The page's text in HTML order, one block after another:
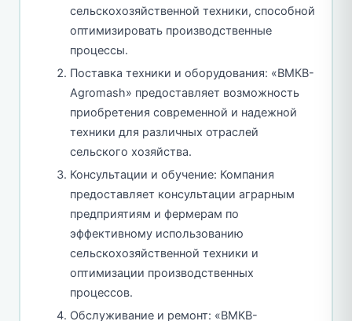
сельскохозяйственной техники, способной
оптимизировать производственные
процессы.
Поставка техники и оборудования: «BMКB-
Аgromash» предоставляет возможность
приобретения современной и надежной
техники для различных отраслей
сельского хозяйства.
Консультации и обучение: Компания
предоставляет консультации аграрным
предприятиям и фермерам по
эффективному использованию
сельскохозяйственной техники и
оптимизации производственных
процессов.
Обслуживание и ремонт: «BMКB-